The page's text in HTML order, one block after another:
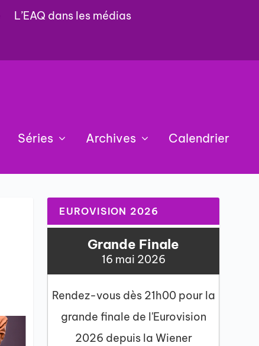
L’EAQ dans les médias
Séries Archives Calendrier
EUROVISION 2026
Grande Finale
16 mai 2026
Rendez-vous dès 21h00 pour la
grande finale de l'Eurovision
2026 depuis la Wiener